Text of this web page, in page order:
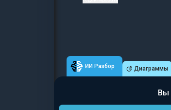
ИИ Разбор Диаграммы
Вы